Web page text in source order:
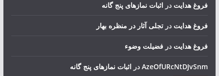
فروغ هدایت در اثبات نمازهای پنج گانه
فروغ هدایت در تجلی آثار در منظره بهار
فروغ هدایت در فضيلت وضوء
AzeOfURcNtDJvSnmدر اثبات نمازهای پنج گانه